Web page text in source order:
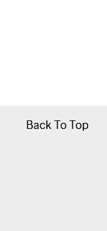
Back To Top
Back To Top